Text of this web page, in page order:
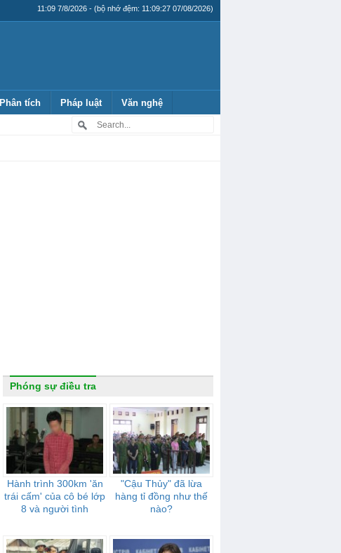
11:09 7/8/2026 - (bộ nhớ đệm: 11:09:27 07/08/2026)
Phân tích Pháp luật Văn nghệ
Phóng sự điều tra
Hành trình 300km 'ăn
trái cấm' của cô bé lớp
8 và người tình
"Cậu Thủy" đã lừa
hàng tỉ đồng như thế
nào?